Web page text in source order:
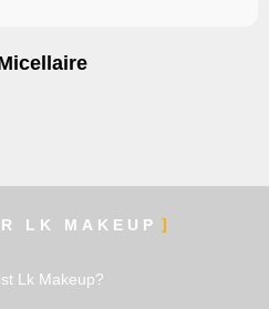
LK MAKEUP
Lk Makeup?